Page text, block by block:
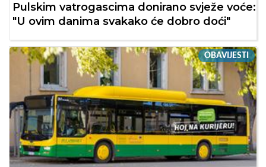
Pulskim vatrogascima donirano svježe voće:
"U ovim danima svakako će dobro doći"
OBAVIJESTI